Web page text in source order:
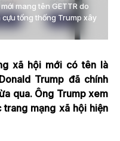
mang tên GETTR do
tổng thống Trump xây
xã hội mới có tên là
Trump đã chính
qua. Ông Trump xem
mạng xã hội hiện